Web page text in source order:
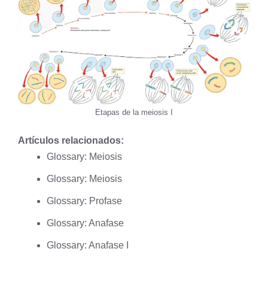
Etapas de la meiosis I
Artículos relacionados:
Glossary: Meiosis
Glossary: Meiosis
Glossary: Profase
Glossary: Anafase
Glossary: Anafase I